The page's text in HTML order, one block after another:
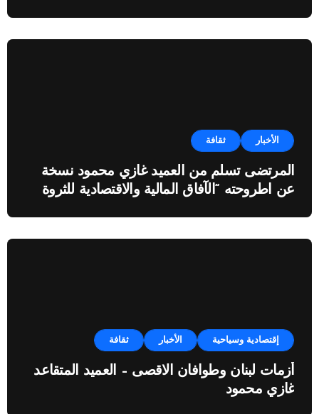
الأخبار ثقافة
المرتضى تسلم من العميد غازي محمود نسخة
عن اطروحته “الآفاق المالية والاقتصادية للثروة
إقتصادية وسياحية الأخبار ثقافة
أزمات لبنان وطوافان الاقصى – العميد المتقاعد
غازي محمود